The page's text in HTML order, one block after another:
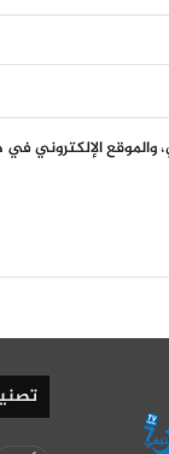
والموقع الإلكتروني